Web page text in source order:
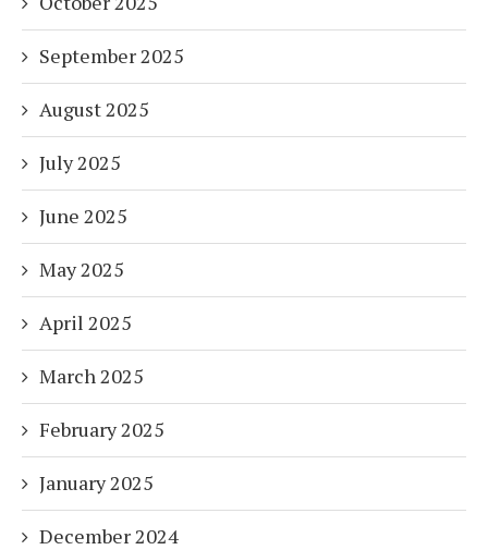
September 2025
August 2025
July 2025
June 2025
May 2025
April 2025
March 2025
February 2025
January 2025
December 2024